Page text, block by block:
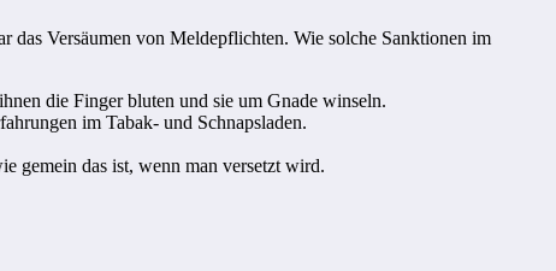
das Versäumen von Meldepflichten. Wie solche Sanktionen im
die Finger bluten und sie um Gnade winseln.
im Tabak- und Schnapsladen.
gemein das ist, wenn man versetzt wird.